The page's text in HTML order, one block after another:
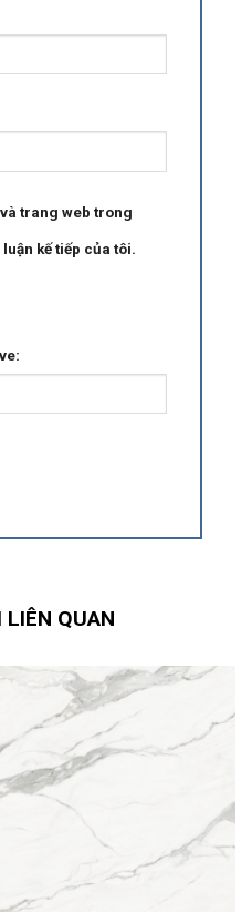
trang web trong
kế tiếp của tôi.
QUAN